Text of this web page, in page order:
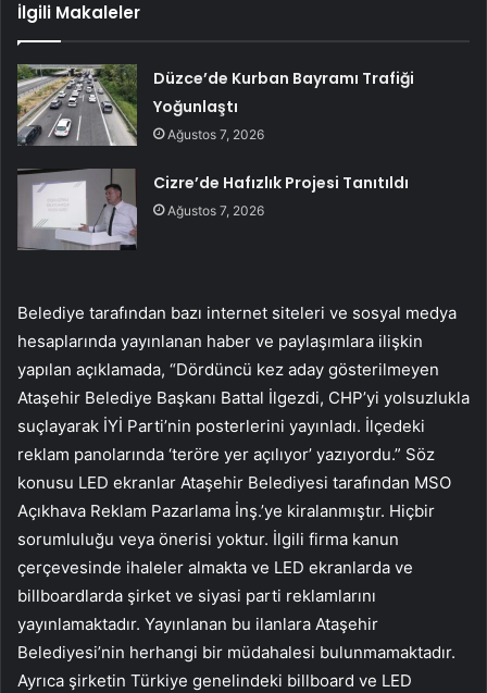
İlgili Makaleler
Düzce’de Kurban Bayramı Trafiği
Yoğunlaştı
Ağustos 7, 2026
Cizre’de Hafızlık Projesi Tanıtıldı
Ağustos 7, 2026
Belediye tarafından bazı internet siteleri ve sosyal medya
hesaplarında yayınlanan haber ve paylaşımlara ilişkin
yapılan açıklamada, “Dördüncü kez aday gösterilmeyen
Ataşehir Belediye Başkanı Battal İlgezdi, CHP’yi yolsuzlukla
suçlayarak İYİ Parti’nin posterlerini yayınladı. İlçedeki
reklam panolarında ‘teröre yer açılıyor’ yazıyordu.” Söz
konusu LED ekranlar Ataşehir Belediyesi tarafından MSO
Açıkhava Reklam Pazarlama İnş.’ye kiralanmıştır. Hiçbir
sorumluluğu veya önerisi yoktur. İlgili firma kanun
çerçevesinde ihaleler almakta ve LED ekranlarda ve
billboardlarda şirket ve siyasi parti reklamlarını
yayınlamaktadır. Yayınlanan bu ilanlara Ataşehir
Belediyesi’nin herhangi bir müdahalesi bulunmamaktadır.
Ayrıca şirketin Türkiye genelindeki billboard ve LED